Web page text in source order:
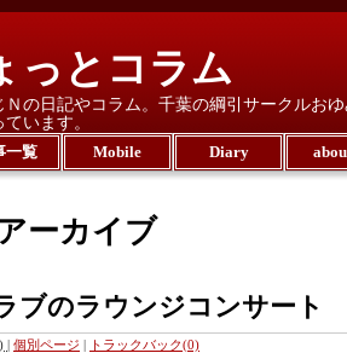
っとコラム
Ｎの日記やコラム。千葉の綱引サークルお
います。
一覧 Mobile Diary
ーカイブ
ブのラウンジコンサート
| 個別ページ | トラックバック(0)